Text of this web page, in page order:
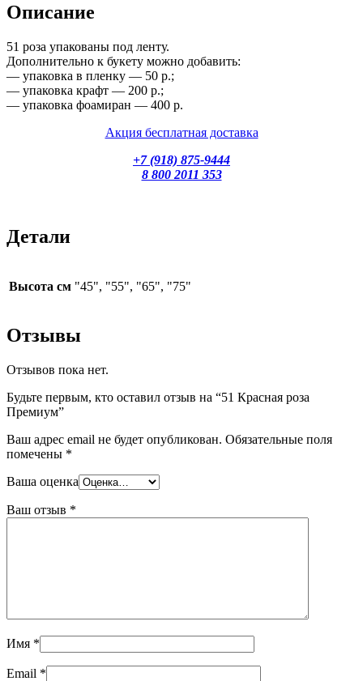
Описание
51 роза упакованы под ленту.
Дополнительно к букету можно добавить:
— упаковка в пленку — 50 р.;
— упаковка крафт — 200 р.;
— упаковка фоамиран — 400 р.
Акция бесплатная доставка
+7 (918) 875-9444
8 800 2011 353
Детали
Высота см "45", "55", "65", "75"
Отзывы
Отзывов пока нет.
Будьте первым, кто оставил отзыв на “51 Красная роза
Премиум”
Ваш адрес email не будет опубликован. Обязательные поля
помечены *
Ваша оценка
Ваш отзыв *
Имя *
Email *